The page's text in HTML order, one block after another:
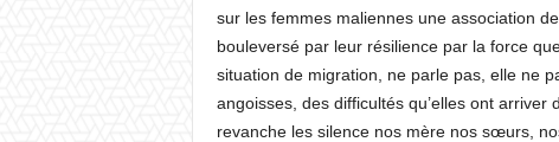
sur les femmes maliennes une association
bouleversé par leur résilience par la force
situation de migration, ne parle pas, elle ne
angoisses, des difficultés qu’elles ont
revanche les silence nos mère nos sœurs,